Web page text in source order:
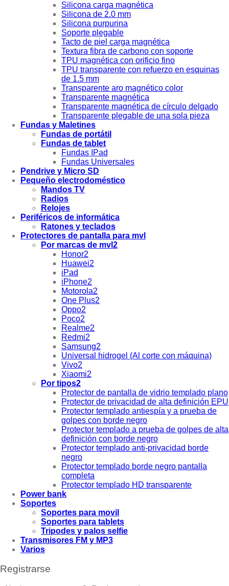
Silicona carga magnética
Silicona de 2.0 mm
Silicona purpurina
Soporte plegable
Tacto de piel carga magnética
Textura fibra de carbono con soporte
TPU magnética con orificio fino
TPU transparente con refuerzo en esquinas
de 1.5 mm
Transparente aro magnético color
Transparente magnética
Transparente magnética de círculo delgado
Transparente plegable de una sola pieza
Fundas y Maletines
Fundas de portátil
Fundas de tablet
Fundas IPad
Fundas Universales
Pendrive y Micro SD
Pequeño electrodoméstico
Mandos TV
Radios
Relojes
Periféricos de informática
Ratones y teclados
Protectores de pantalla para mvl
Por marcas de mvl2
Honor2
Huawei2
iPad
iPhone2
Motorola2
One Plus2
Oppo2
Poco2
Realme2
Redmi2
Samsung2
Universal hidrogel (Al corte con máquina)
Vivo2
Xiaomi2
Por tipos2
Protector de pantalla de vidrio templado plano
Protector de privacidad de alta definición EPU
Protector templado antiespía y a prueba de
golpes con borde negro
Protector templado a prueba de golpes de alta
definición con borde negro
Protector templado anti-privacidad borde
negro
Protector templado borde negro pantalla
completa
Protector templado HD transparente
Power bank
Soportes
Soportes para movil
Soportes para tablets
Tripodes y palos selfie
Transmisores FM y MP3
Varios
Registrarse